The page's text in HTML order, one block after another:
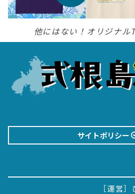
他にはない！オリジナル
サイトポリシー
［運営